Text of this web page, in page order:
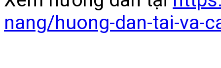
nang/huong-dan-tai-va-